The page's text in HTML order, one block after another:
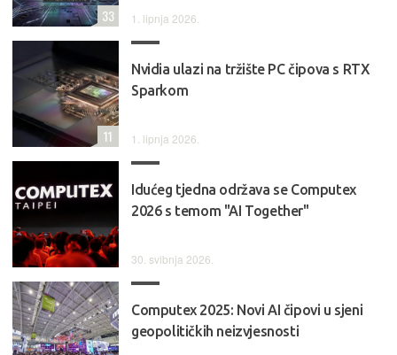
1. lipnja 2026.
33
Nvidia ulazi na tržište PC čipova s RTX
Sparkom
1. lipnja 2026.
11
Idućeg tjedna održava se ​​​​​​​Computex
2026 s temom "AI Together"
30. svibnja 2026.
Computex 2025: Novi AI čipovi u sjeni
geopolitičkih neizvjesnosti